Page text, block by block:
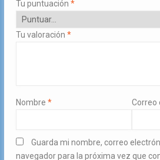
Tu puntuación *
Tu valoración *
Nombre * Correo
Guarda mi nombre, correo
navegador para la próxima vez que